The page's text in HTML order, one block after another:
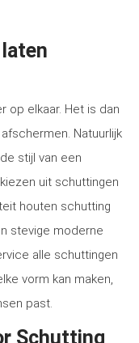
op elkaar. Het is dan
Natuurlijk
stijl van een
uit schuttingen
houten schutting
stevige moderne
alle schuttingen
vorm kan maken,
past.
Schutting